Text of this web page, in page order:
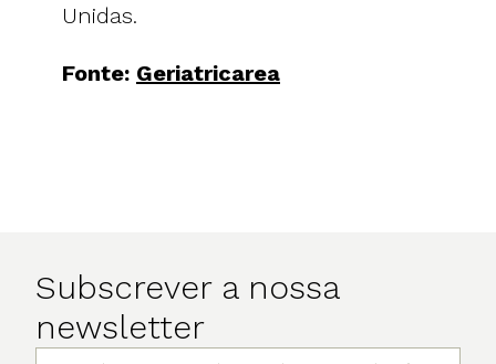
Unidas.
Fonte: Geriatricarea
Subscrever a nossa
newsletter